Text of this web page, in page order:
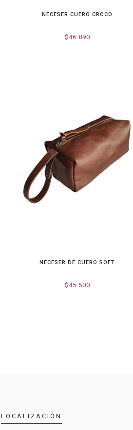
NECESER CUERO CROCO
$46.890
NECESER DE CUERO SOFT
$45.500
LOCALIZACIÓN